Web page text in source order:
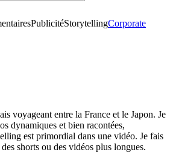
PublicitéStorytellingCorporate
voyageant entre la France et le Japon. Je
dynamiques et bien racontées,
est primordial dans une vidéo. Je fais
shorts ou des vidéos plus longues.